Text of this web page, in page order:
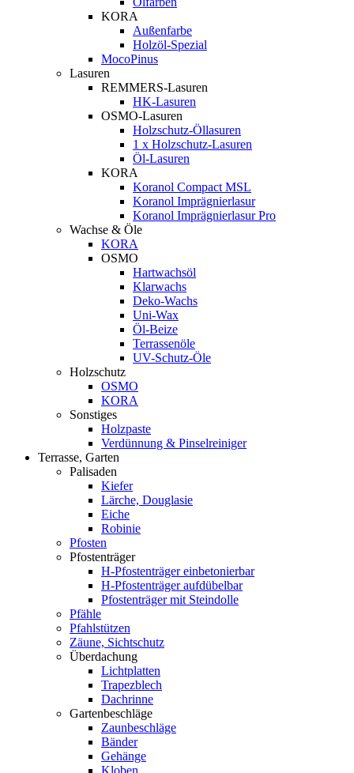
KORA
Außenfarbe
Holzöl-Spezial
MocoPinus
Lasuren
REMMERS-Lasuren
HK-Lasuren
OSMO-Lasuren
Holzschutz-Öllasuren
1 x Holzschutz-Lasuren
Öl-Lasuren
KORA
Koranol Compact MSL
Koranol Imprägnierlasur
Koranol Imprägnierlasur Pro
Wachse & Öle
KORA
OSMO
Hartwachsöl
Klarwachs
Deko-Wachs
Uni-Wax
Öl-Beize
Terrassenöle
UV-Schutz-Öle
Holzschutz
OSMO
KORA
Sonstiges
Holzpaste
Verdünnung & Pinselreiniger
Terrasse, Garten
Palisaden
Kiefer
Lärche, Douglasie
Eiche
Robinie
Pfosten
Pfostenträger
H-Pfostenträger einbetonierbar
H-Pfostenträger aufdübelbar
Pfostenträger mit Steindolle
Pfähle
Pfahlstützen
Zäune, Sichtschutz
Überdachung
Lichtplatten
Trapezblech
Dachrinne
Gartenbeschläge
Zaunbeschläge
Bänder
Gehänge
Kloben